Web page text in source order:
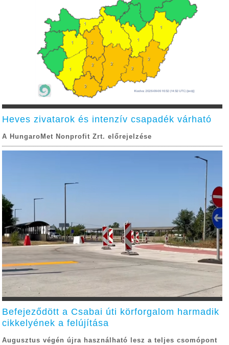
Heves zivatarok és intenzív csapadék várható
A HungaroMet Nonprofit Zrt. előrejelzése
Befejeződött a Csabai úti körforgalom harmadik
cikkelyének a felújítása
Augusztus végén újra használható lesz a teljes csomópont